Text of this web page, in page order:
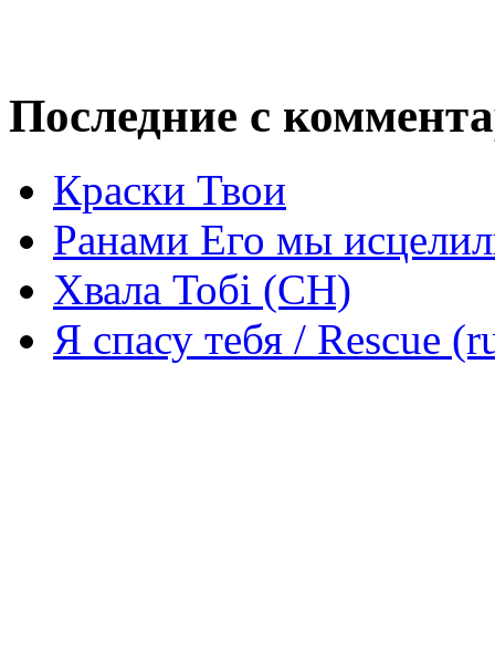
Последние с
Краски Твои
Ранами Его мы
Хвала Тобі (СН)
Я спасу тебя / Rescue